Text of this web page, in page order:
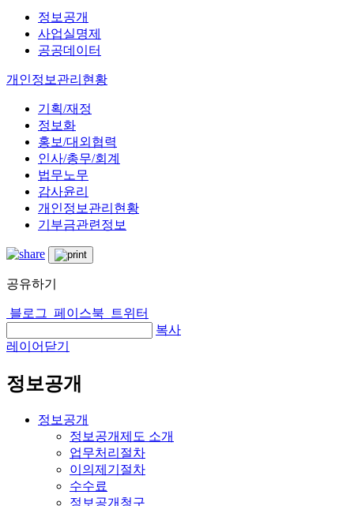
정보공개
사업실명제
공공데이터
개인정보관리현황
기획/재정
정보화
홍보/대외협력
인사/총무/회계
법무노무
감사윤리
개인정보관리현황
기부금관련정보
공유하기
블로그 페이스북
트위터
복사
레이어닫기
정보공개
정보공개
정보공개제도 소개
업무처리절차
이의제기절차
수수료
정보공개청구